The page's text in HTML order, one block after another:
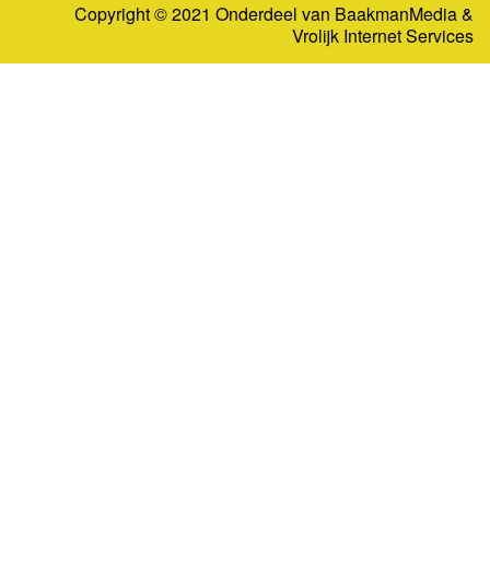
Copyright © 2021 Onderdeel van BaakmanMedia&
Vrolijk Internet Services